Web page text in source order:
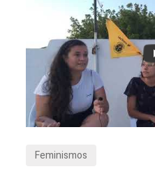
Feminismos